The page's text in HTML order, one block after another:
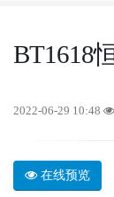
BT1618
2022-06-29 10:48
在线预览